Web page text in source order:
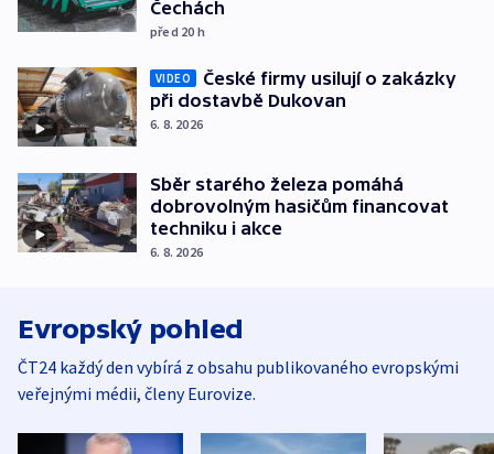
Čechách
před 20 h
VIDEO
České firmy usilují o zakázky
při dostavbě Dukovan
6. 8. 2026
Sběr starého železa pomáhá
dobrovolným hasičům financovat
techniku i akce
6. 8. 2026
Evropský pohled
ČT24 každý den vybírá z obsahu publikovaného evropskými
veřejnými médii, členy Eurovize.